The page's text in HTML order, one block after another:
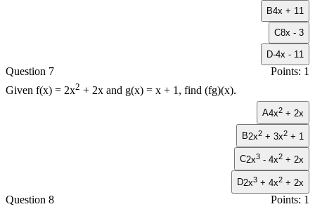
B4x + 11
C8x - 3
D-4x - 11
Question 7
Points: 1
Givenf(x) = 2x2 + 2xandg(x) = x + 1 , find(fg)(x)
A4x2 + 2x
B2x2 + 3x2 + 1
C2x3 - 4x2 + 2x
D2x3 + 4x2 + 2x
Question 8
Points: 1